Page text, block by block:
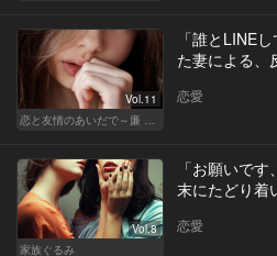
Vol.11
恋と友情のあいだで～廉 Ver.～
「誰とLINE
た妻による、
恋愛
Vol.8
家族ぐるみ
「お願いで
末にたどり着
恋愛